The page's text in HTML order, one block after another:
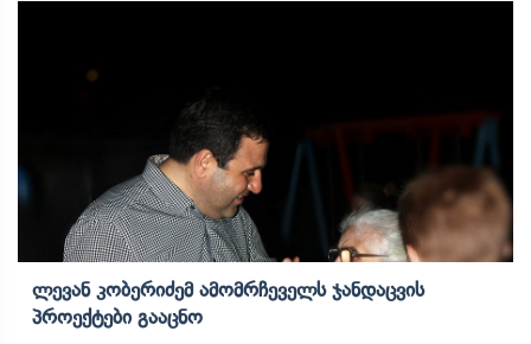
Ლევან Კობერიძემ Ამომრჩეველს Ჯანდაცვის
Პროექტები Გააცნო